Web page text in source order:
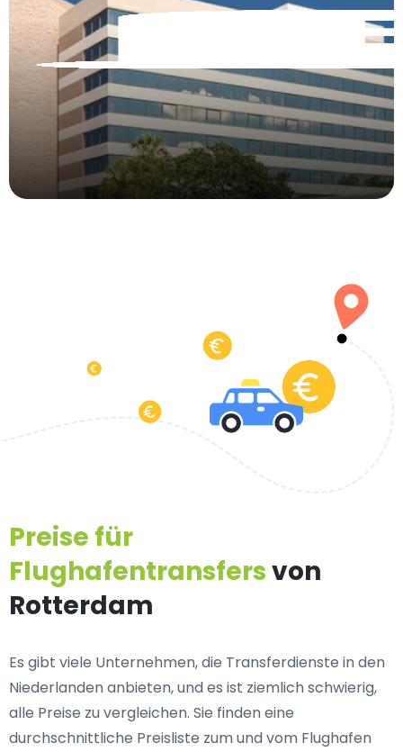
Preise für
Flughafentransfersvon
Rotterdam
Es gibt viele Unternehmen, die Transferdienste in den
Niederlanden anbieten, und es ist ziemlich schwierig,
alle Preise zu vergleichen. Sie finden eine
durchschnittliche Preisliste zum und vom Flughafen